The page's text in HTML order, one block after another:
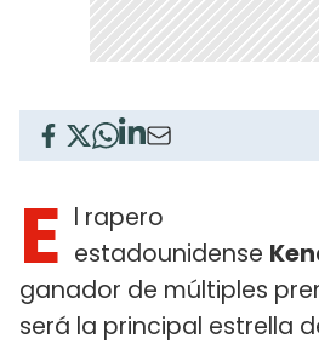
E l rapero
estadounidense
ganador de múltiples
será la principal estrella